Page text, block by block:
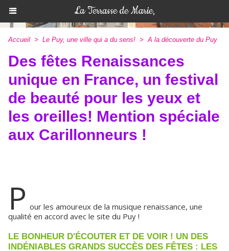
La Terrasse de Marie,
Accueil > Le Puy, une ville qui a du sens! > A la découverte du Puy
Des fêtes Renaissances
unique en France, un festival
de beauté pour les yeux et
les oreilles! Mention spéciale
aux Carillonneurs !
P our les amoureux de la musique renaissance, une
qualité en accord avec le site du Puy !
LE BONHEUR D'ÉCOUTER ET DE VOIR ! UN DES
INDÉNIABLES GRANDS SUCCÈS DES FÊTES : LES